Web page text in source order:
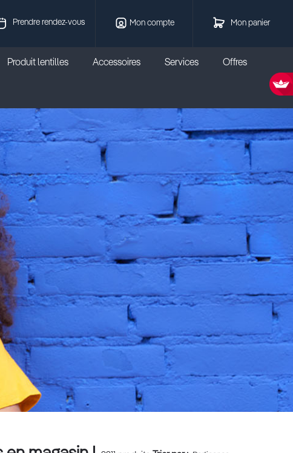
Mon panier
Prendre rendez-vous Mon compte
Produit lentilles Accessoires Services Offres